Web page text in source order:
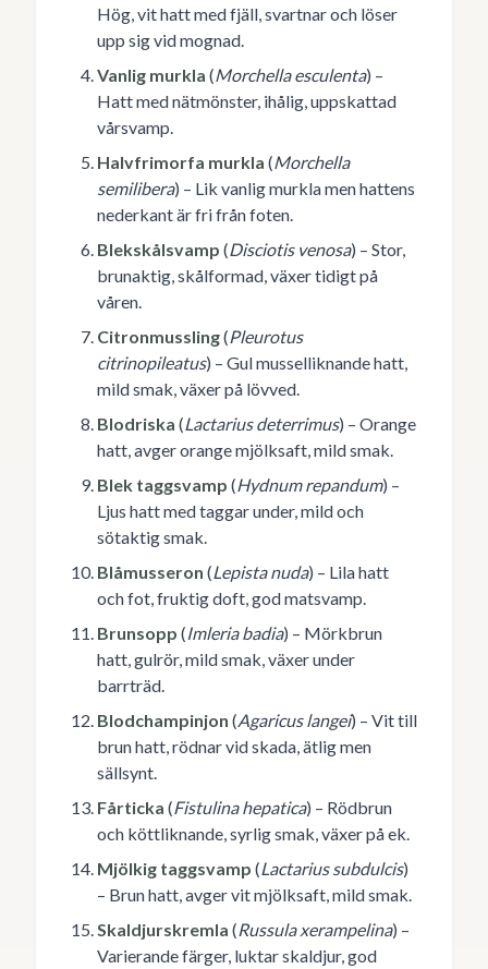
Hög, vit hatt med fjäll, svartnar och löser
upp sig vid mognad.
Vanlig murkla (Morchella esculenta) –
Hatt med nätmönster, ihålig, uppskattad
vårsvamp.
Halvfrimorfa murkla (Morchella
semilibera) – Lik vanlig murkla men hattens
nederkant är fri från foten.
Blekskålsvamp (Disciotis venosa) – Stor,
brunaktig, skålformad, växer tidigt på
våren.
Citronmussling(Pleurotus
citrinopileatus) – Gul musselliknande hatt,
mild smak, växer på lövved.
Blodriska (Lactarius deterrimus) – Orange
hatt, avger orange mjölksaft, mild smak.
Blek taggsvamp (Hydnum repandum) –
Ljus hatt med taggar under, mild och
sötaktig smak.
Blåmusseron (Lepista nuda) – Lila hatt
och fot, fruktig doft, god matsvamp.
Brunsopp (Imleria badia) – Mörkbrun
hatt, gulrör, mild smak, växer under
barrträd.
Blodchampinjon (Agaricus langei) – Vit till
brun hatt, rödnar vid skada, ätlig men
sällsynt.
Fårticka (Fistulina hepatica) – Rödbrun
och köttliknande, syrlig smak, växer på ek.
Mjölkig taggsvamp (Lactarius subdulcis)
– Brun hatt, avger vit mjölksaft, mild smak.
Skaldjurskremla (Russula xerampelina) –
Varierande färger, luktar skaldjur, god